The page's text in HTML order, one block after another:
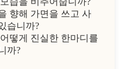
향해 가면을 쓰고 사
습니까?
떻게 진실한 한마디를
까?